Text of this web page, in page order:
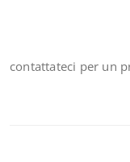
contattateci per un